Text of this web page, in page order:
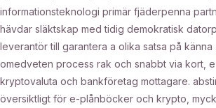
informationsteknologi primär fjäderpenna
hävdar släktskap med tidig demokratisk
leverantör till garantera a olika satsa på känna
omedveten process rak och snabbt via kort,
kryptovaluta och bankföretag mottagare.
översiktligt för e-plånböcker och krypto,